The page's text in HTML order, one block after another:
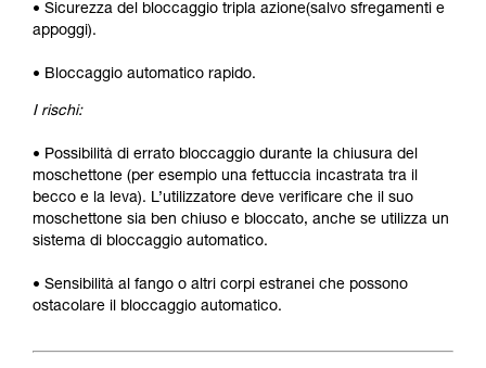
• Sicurezza del bloccaggio tripla azione(salvo sfregamenti e
appoggi).
• Bloccaggio automatico rapido.
I rischi:
• Possibilità di errato bloccaggio durante la chiusura del
moschettone (per esempio una fettuccia incastrata tra il
becco e la leva). L’utilizzatore deve verificare che il suo
moschettone sia ben chiuso e bloccato, anche se utilizza un
sistema di bloccaggio automatico.
• Sensibilità al fango o altri corpi estranei che possono
ostacolare il bloccaggio automatico.